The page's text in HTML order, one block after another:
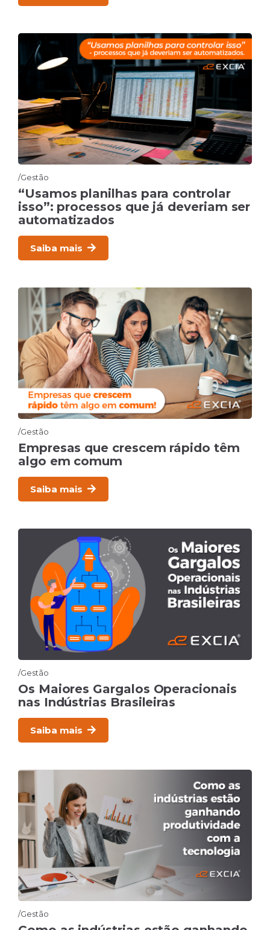
Gestão
“Usamos planilhas para controlar
isso”: processos que já deveriam ser
automatizados
Saiba mais
Gestão
Empresas que crescem rápido têm
algo em comum
Saiba mais
Gestão
Os Maiores Gargalos Operacionais
nas Indústrias Brasileiras
Saiba mais
Gestão